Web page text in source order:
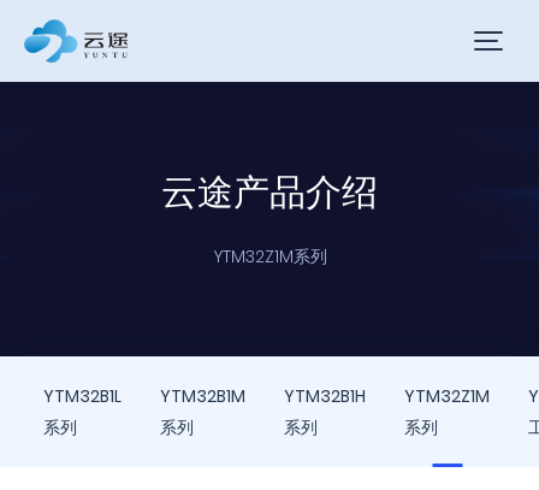
云途产品介绍
YTM32Z1M系列
YTM32B1L
系列
YTM32B1M
系列
YTM32B1H
系列
YTM32Z1M
系列